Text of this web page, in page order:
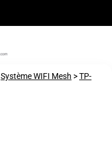
Système WIFI Mesh >TP-